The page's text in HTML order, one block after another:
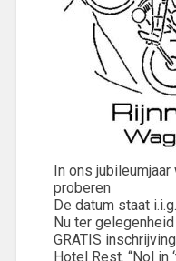
In ons
proberen
De datum staat
Nu ter
GRATIS
Hotel Rest. “Nol in